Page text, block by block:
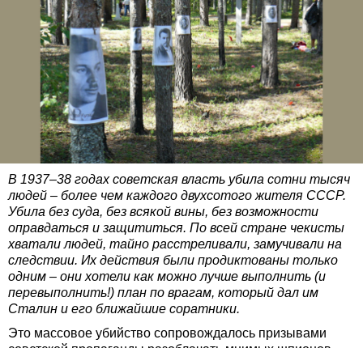
В 1937–38 годах советская власть убила сотни тысяч
людей – более чем каждого двухсотого жителя СССР.
Убила без суда, без всякой вины, без возможности
оправдаться и защититься. По всей стране чекисты
хватали людей, тайно расстреливали, замучивали на
следствии. Их действия были продиктованы только
одним – они хотели как можно лучше выполнить (и
перевыполнить!) план по врагам, который дал им
Сталин и его ближайшие соратники.
Это массовое убийство сопровождалось призывами